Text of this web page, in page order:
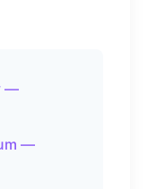
—
—